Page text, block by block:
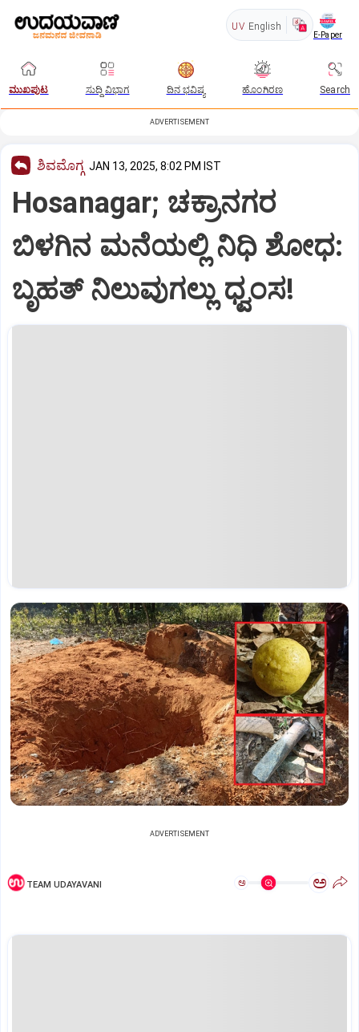
UV English
E-Paper
ಮುಖಪುಟ ಸುದ್ದಿ ವಿಭಾಗ ದಿನ ಭವಿಷ್ಯ ಹೊಂಗಿರಣ Search
ADVERTISEMENT
ಶಿವಮೊಗ್ಗ JAN 13, 2025, 8:02 PM IST
Hosanagar; ಚಕ್ರಾನಗರ
ಬಿಳಗಿನ ಮನೆಯಲ್ಲಿ ನಿಧಿ ಶೋಧ:
ಬೃಹತ್ ನಿಲುವುಗಲ್ಲು ಧ್ವಂಸ!
ADVERTISEMENT
TEAM UDAYAVANI ಅ ಅ